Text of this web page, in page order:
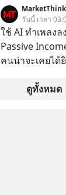
อุตสาหกรรม
ทำได้อย่างไร เลือกฟังกันได้เลยนะครับ
อย่าลืมกด
ช่อง Geek
กันด้วยนะครับ 🎧 ฟังผ่าน Spotify :
ผ่าน Apple
สนใจจบแล้วเกิด
MarketThink
วันนี้ เวลา
ใช้ AI ทำเพลงล
Passive
คนน่าจะเคยได้
รู้ตัวเรา” จากช่
ดูทั้งหมด